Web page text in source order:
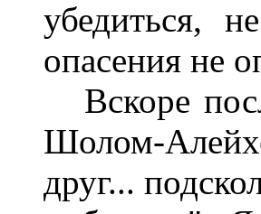
убедиться,
опасения не
Вскоре
Шолом-
друг...